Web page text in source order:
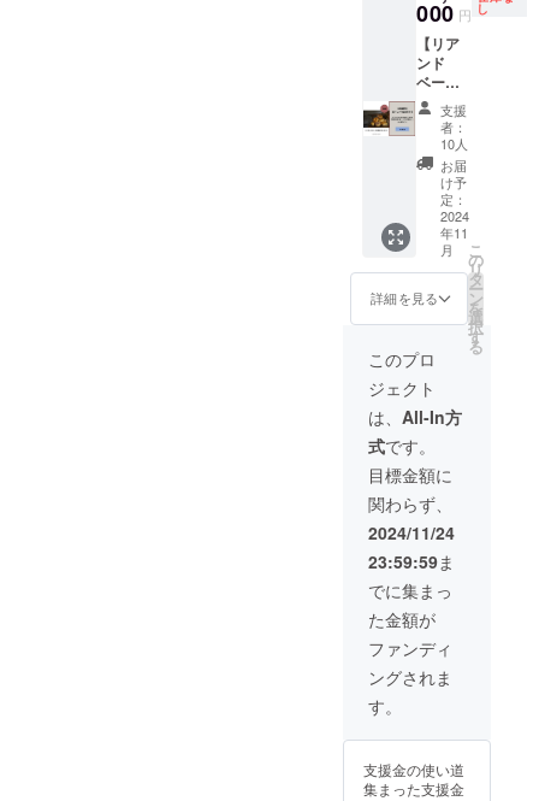
りしま
す。 プ
レオー
プン期
間以外
でもご
使用で
きま
す。 ※
本オー
プンよ
り2年間
有効
（2025
日～
2027年
日） ・
日程：
全ての
日程で
可能 ・
宿泊可
能日
数：1泊
2日~6泊
7日 ・
ベッド
の数：6
台 ・食
事の
サービ
スプラ
ン：食
に対す
る宿泊
可能人
とりさ
せて頂
きま
す。 ④
インス
タグラ
ムで感
謝の投
稿 ※こ
ちらは
素泊ま
りプラ
ンで
す。基
は付き
ませ
希望の
方はオ
プショ
ンをご
さいま
せ。 プ
ロジェ
クト終
了後に
予約の
ご案内
を一斉
にお送
りしま
す。 プ
レオー
プン期
使用で
きま
す。 ※
くださ
い。
CAMPF
IRE限定
プレ
オープ
ン特別
価格！
②施設
の本
オープ
ン前に
優先的
に予約
る特典
付き
2024/11
/30〜
2025/03
/30 ※こ
ちらは
りプラ
ンで
す。基
本食事
は付き
ませ
ん。 ご
希望の
方はオ
プショ
ンをご
利用下
さいま
クト終
了後に
予約の
引券
10,000
円×40枚
（400,0
00円相
当） 従
業員、
家族に
譲渡可
能。 こ
ちらの
クーポ
ン券は
オープ
ンより2
年間有
効
4/01~20
27/04/0
1) ③HP
にクレ
記載（L
サイ
ズ、2年
間表
示）
サイ
ト下部
に、Lサ
イズで
企業ロ
ゴまた
はテキ
ストを
ジェク
ト終了
後やり
常は月
に1度の
通販
で、あ
りがた
いこと
に即完
売で
中々購
入出来
ないと
の声を
いただ
いたの
で、ご
用意で
ないで
ターン
とさせ
て頂き
ます。
【内
容】 ①
リアン
ドベー
季節の
おすす
めベー
グル8個
セッ
ト
(1ヶ月
月分
りん
ご、
特別料
金プラ
ン！！
朝食に
は地元
の食材
を使っ
たベー
グルや
食材を
提供し
ます。
家族旅
行や3世
代旅
行、グ
最適
な、一
棟貸切
のプラ
イベー
ト宿泊
体験
を、プ
レオー
プン期
間中に
特別価
格でご
提供し
ます。
家族や
友人と
過ごす
北広島
町の美
しい自
000 円 し
【リア
ンド
ベーグ
ルのボ
タニカ
ルな季
節のお
まかせ
ベーグ
ル8個
セット
の定期
便プラ
ン】
1ヶ月に
1回×3回
発送い
たしま
す。
（冷凍
発送で
全国対
応可
能） ＆
宿泊割
引券
10%OF
F 発の
試みと
なる定
期便で
のリ
ターン
プラン
10セッ
常は月
に1度の
支援
者：
10人
お届
け予
定：
2024
年11
月
詳細を見る
こ
の
リ
タ
ー
ン
を
選
択
す
る
このプロ
ジェクト
は、 All-In方
式です。
目標金額に
関わらず、
2024/11/24
23:59:59ま
でに集まっ
た金額が
ファンディ
ングされま
す。
支援金の使い道
集まった支援金